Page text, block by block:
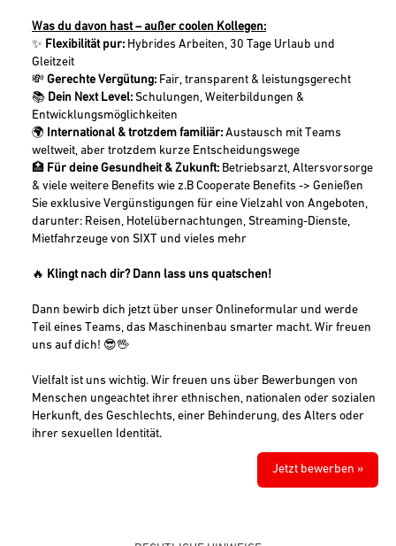
Was du davon hast – außer coolen Kollegen:
✨ Flexibilität pur: Hybrides Arbeiten, 30 Tage Urlaub und
Gleitzeit
💸 Gerechte Vergütung: Fair, transparent & leistungsgerecht
📚 Dein Next Level: Schulungen, Weiterbildungen &
Entwicklungsmöglichkeiten
🌍 International & trotzdem familiär: Austausch mit Teams
weltweit, aber trotzdem kurze Entscheidungswege
🏥 Für deine Gesundheit & Zukunft: Betriebsarzt, Altersvorsorge
& viele weitere Benefits wie z.B Cooperate Benefits -> Genießen
Sie exklusive Vergünstigungen für eine Vielzahl von Angeboten,
darunter: Reisen, Hotelübernachtungen, Streaming-Dienste,
Mietfahrzeuge von SIXT und vieles mehr
🔥 Klingt nach dir? Dann lass uns quatschen!
Dann bewirb dich jetzt über unser Onlineformular und werde
Teil eines Teams, das Maschinenbau smarter macht. Wir freuen
uns auf dich! 😎🖖
Vielfalt ist uns wichtig. Wir freuen uns über Bewerbungen von
Menschen ungeachtet ihrer ethnischen, nationalen oder sozialen
Herkunft, des Geschlechts, einer Behinderung, des Alters oder
ihrer sexuellen Identität.
Jetzt bewerben »